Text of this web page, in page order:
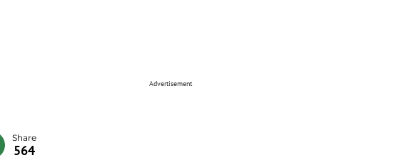
564
Advertisement